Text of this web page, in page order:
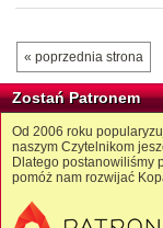
« poprzednia strona
Zostań Patronem
Od 2006 roku
naszym Czytelnikom
Dlatego postanowiliśmy
pomóż nam rozwijać